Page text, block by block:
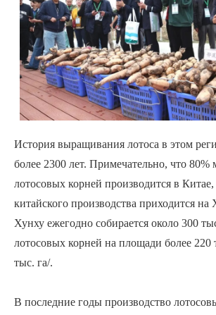
История выращивания лотоса в этом
более 2300 лет. Примечательно, что
лотосовых корней производится в Китае,
китайского производства приходится на
Хунху ежегодно собирается около 300
лотосовых корней на площади более 220
тыс. га/.
В последние годы производство